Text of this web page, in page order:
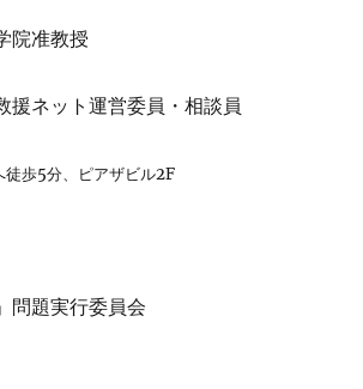
院准教授
ット運営委員・相談員
徒歩5分、ピアザビル2F
問題実行委員会